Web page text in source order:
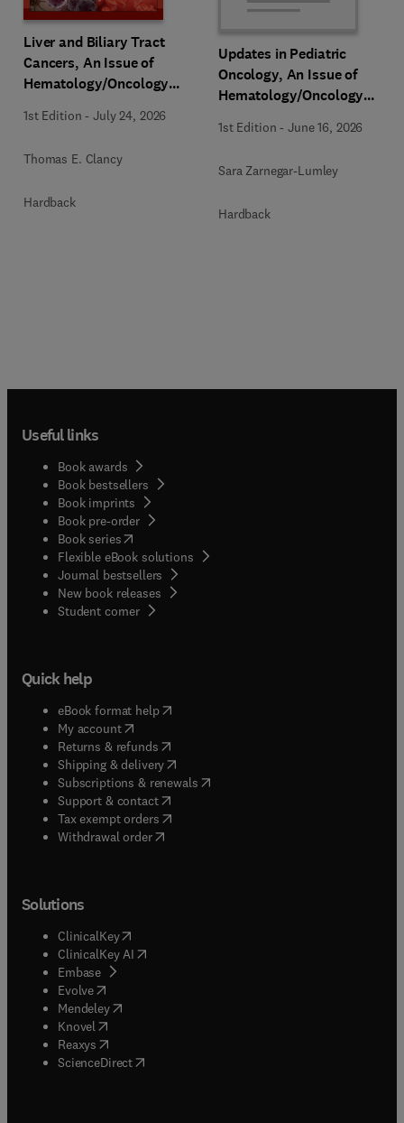
Liver and Biliary Tract
Cancers, An Issue of
Hematology/Oncology
1st Edition -July 24, 2026
Thomas E. Clancy
Hardback
Updates in Pediatric
Oncology, An Issue of
Hematology/Oncology
1st Edition -June 16, 2026
Sara Zarnegar-Lumley
Hardback
Useful links
Book awards
Book bestsellers
Book imprints
Book pre-order
Book series(opens in new tab/window
Flexible eBook solutions
Journal bestsellers
New book releases
Student corner( opens in new tab/window
Quick help
eBook format help( opens in new tab/window
My account( opens in new tab/window
Returns & refunds( opens in new tab/window
Shipping & delivery(opens in new tab/window
Subscriptions & renewals( opens in new tab/window
Support & contact( opens in new tab/window
Tax exempt orders( opens in new tab/window
Withdrawal order
Solutions
ClinicalKey(opens in new tab/window
ClinicalKey AI opens in new tab/window
Embase( opens in new tab/window
Evolve(opens in new tab/window
Mendeley( opens in new tab/window
Knovel (opens in new tab/window
Reaxys (opens in new tab/window
ScienceDirect(opens in new tab/window